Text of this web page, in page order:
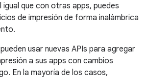
igual que con otras apps, puedes
de impresión de forma inalámbrica
pueden usar nuevas APIs para agregar
a sus apps con cambios
En la mayoría de los casos,